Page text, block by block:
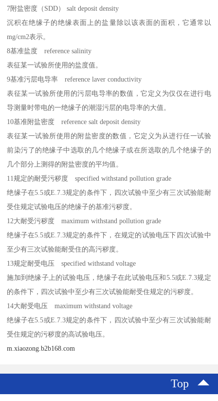
7附盐密度（SDD） salt deposit density
沉积在绝缘子的绝缘表面上的盐量除以该表面的面积，它通常以
mg/cm2表示。
8基准盐度 reference salinity
表征某一试验所使用的盐度值。
9基准污层电导率 reference laver conductivity
表征某一试验所使用的污层电导率的数值，它定义为仅仅在进行电
导测量时带电的一绝缘子的潮湿污层的电导率的大值。
10基准附盐密度 reference salt deposit density
表征某一试验所使用的附盐密度的数值，它定义为从进行任一试验
前染污了的绝缘子中选取的几个绝缘子或在所选取的几个绝缘子的
几个部分上测得的附盐密度的平均值。
11规定的耐受污秽度 specified withstand pollution grade
绝缘子在5.5或E.7.3规定的条件下，四次试验中至少有三次试验能耐
受住规定试验电压的绝缘子的基准污秽度。
12大耐受污秽度 maximum withstand pollution grade
绝缘子在5.5或E.7.3规定的条件下，在规定的试验电压下四次试验中
至少有三次试验能耐受住的高污秽度。
13规定耐受电压 specified withstand voltage
施加到绝缘子上的试验电压，绝缘子在此试验电压和5.5或E.7.3规定
的条件下，四次试验中至少有三次试验能耐受住规定的污秽度。
14大耐受电压 maximum withstand voltage
绝缘子在5.5或E.7.3规定的条件下，四次试验中至少有三次试验能耐
受住规定的污秽度的高试验电压。
m.xiaozong.b2b168.com
Top